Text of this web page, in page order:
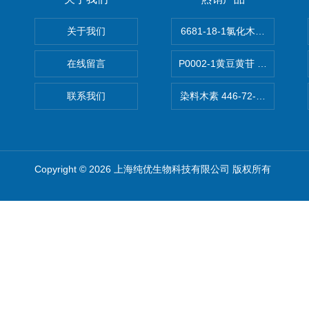
关于我们
在线留言
联系我们
6681-18-1氯化木兰花碱
P0002-1黄豆黄苷 40246-10-
染料木素 446-72-0
Copyright © 2026 上海纯优生物科技有限公司 版权所有